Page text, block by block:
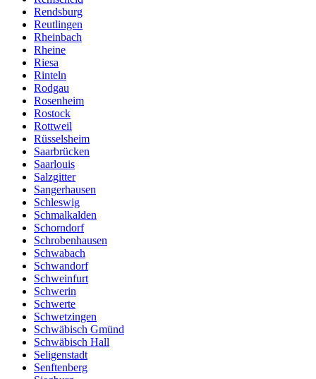
Rendsburg
Reutlingen
Rheinbach
Rheine
Riesa
Rinteln
Rodgau
Rosenheim
Rostock
Rottweil
Rüsselsheim
Saarbrücken
Saarlouis
Salzgitter
Sangerhausen
Schleswig
Schmalkalden
Schorndorf
Schrobenhausen
Schwabach
Schwandorf
Schweinfurt
Schwerin
Schwerte
Schwetzingen
Schwäbisch Gmünd
Schwäbisch Hall
Seligenstadt
Senftenberg